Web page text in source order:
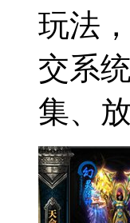
玩法
交系
集、